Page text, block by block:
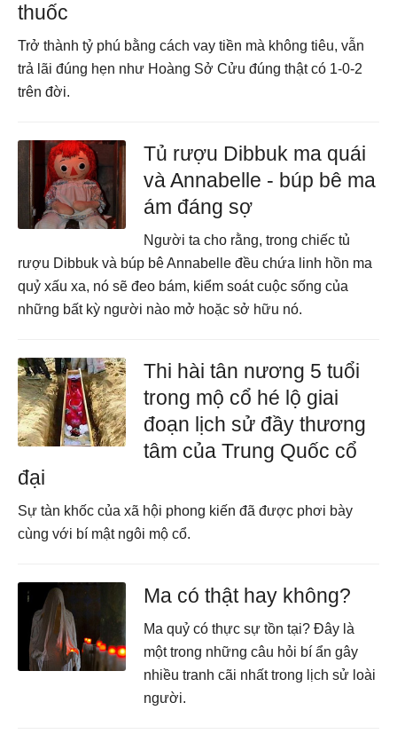
thuốc
Trở thành tỷ phú bằng cách vay tiền mà không tiêu, vẫn
trả lãi đúng hẹn như Hoàng Sở Cửu đúng thật có 1-0-2
trên đời.
Tủ rượu Dibbuk ma quái
và Annabelle - búp bê ma
ám đáng sợ
Người ta cho rằng, trong chiếc tủ
rượu Dibbuk và búp bê Annabelle đều chứa linh hồn ma
quỷ xấu xa, nó sẽ đeo bám, kiểm soát cuộc sống của
những bất kỳ người nào mở hoặc sở hữu nó.
Thi hài tân nương 5 tuổi
trong mộ cổ hé lộ giai
đoạn lịch sử đầy thương
tâm của Trung Quốc cổ
đại
Sự tàn khốc của xã hội phong kiến đã được phơi bày
cùng với bí mật ngôi mộ cổ.
Ma có thật hay không?
Ma quỷ có thực sự tồn tại? Đây là
một trong những câu hỏi bí ẩn gây
nhiều tranh cãi nhất trong lịch sử loài
người.